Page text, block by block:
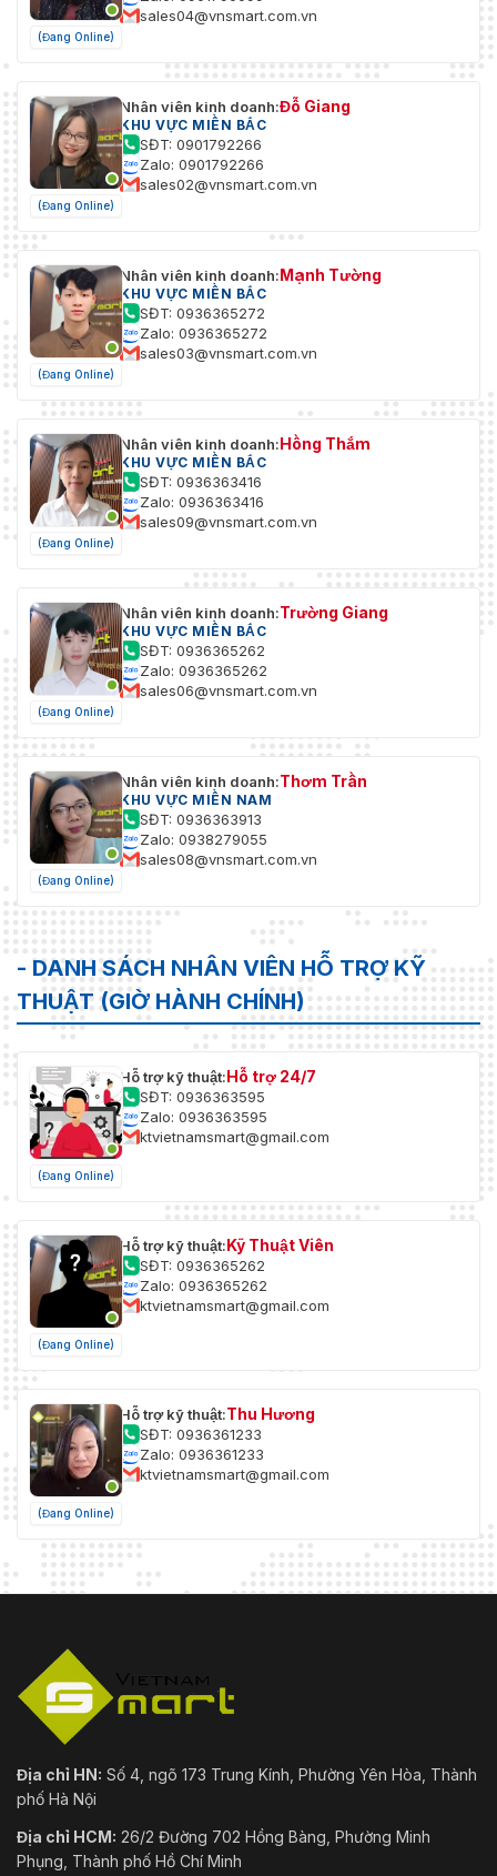
(Đang Online)
sales04@vnsmart.com.vn
(Đang Online)
Nhân viên kinh doanh:Đỗ Giang
KHU VỰC MIỀN BẮC
SĐT: 0901792266
Zalo: 0901792266
sales02@vnsmart.com.vn
(Đang Online)
Nhân viên kinh doanh:Mạnh Tường
KHU VỰC MIỀN BẮC
SĐT: 0936365272
Zalo: 0936365272
sales03@vnsmart.com.vn
(Đang Online)
Nhân viên kinh doanh:Hồng Thắm
KHU VỰC MIỀN BẮC
SĐT: 0936363416
Zalo: 0936363416
sales09@vnsmart.com.vn
(Đang Online)
Nhân viên kinh doanh:Trường Giang
KHU VỰC MIỀN BẮC
SĐT: 0936365262
Zalo: 0936365262
sales06@vnsmart.com.vn
(Đang Online)
Nhân viên kinh doanh:Thơm Trần
KHU VỰC MIỀN NAM
SĐT: 0936363913
Zalo: 0938279055
sales08@vnsmart.com.vn
- DANH SÁCH NHÂN VIÊN HỖ TRỢ KỸ
THUẬT (GIỜ HÀNH CHÍNH)
(Đang Online)
Hỗ trợ kỹ thuật:Hỗ trợ 24/7
SĐT: 0936363595
Zalo: 0936363595
ktvietnamsmart@gmail.com
(Đang Online)
Hỗ trợ kỹ thuật:Kỹ Thuật Viên
SĐT: 0936365262
Zalo: 0936365262
ktvietnamsmart@gmail.com
(Đang Online)
Hỗ trợ kỹ thuật:Thu Hương
SĐT: 0936361233
Zalo: 0936361233
ktvietnamsmart@gmail.com
Địa chỉ HN: Số 4, ngõ 173 Trung Kính, Phường Yên Hòa, Thành
phố Hà Nội
Địa chỉ HCM: 26/2 Đường 702 Hồng Bàng, Phường Minh
Phụng, Thành phố Hồ Chí Minh